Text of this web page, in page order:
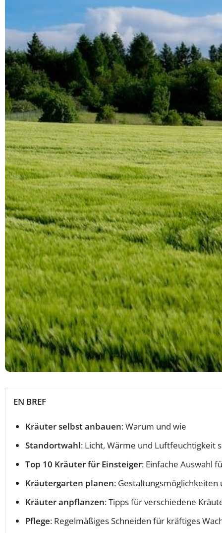
EN BREF
Kräuter selbst anbauen: Warum und wie
Standortwahl: Licht, Wärme und Luftfeuchtigkeit
Top 10 Kräuter für Einsteiger: Einfache Auswahl
Kräutergarten planen:
Kräuter anpflanzen: Tipps für verschiedene
Pflege: Regelmäßiges Schneiden für kräftiges